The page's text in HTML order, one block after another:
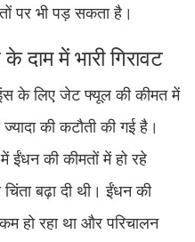
पर भी पड़ सकता है।
दाम में भारी गिरावट
के लिए जेट फ्यूल की कीमत में
की कटौती की गई है।
की कीमतों में हो रहे
बढ़ा दी थी। ईंधन की
हो रहा था और परिचालन